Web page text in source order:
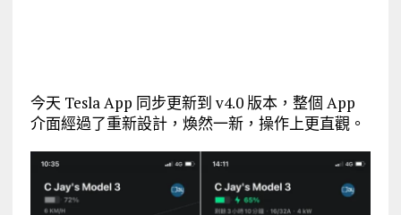
今天 Tesla App 同步更新到 v4.0 版本，整個 App
介面經過了重新設計，煥然一新，操作上更直觀。